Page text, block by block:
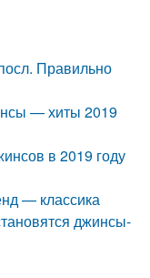
Правильно
— хиты 2019
в 2019 году
— классика
джинсы-